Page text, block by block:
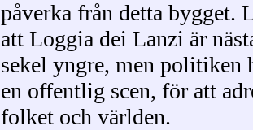
påverka från detta bygget.
att Loggia dei Lanzi är
sekel yngre, men politiken
en offentlig scen, för att
folket och världen.